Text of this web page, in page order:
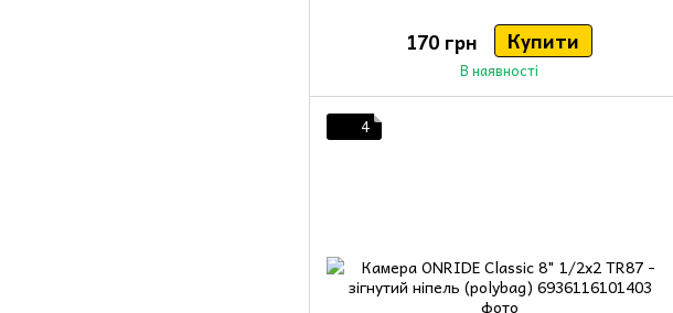
170 грн Купити
В наявності
4